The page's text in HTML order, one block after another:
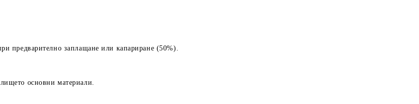
предварително заплащане или капариране (50%).
основни материали.